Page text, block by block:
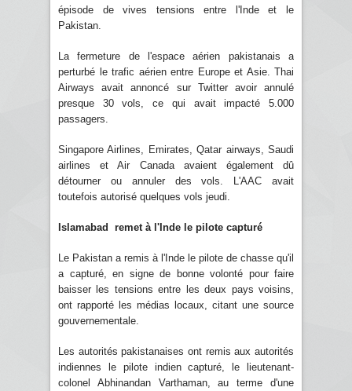
épisode de vives tensions entre l'Inde et le
Pakistan.
La fermeture de l'espace aérien pakistanais a
perturbé le trafic aérien entre Europe et Asie. Thai
Airways avait annoncé sur Twitter avoir annulé
presque 30 vols, ce qui avait impacté 5.000
passagers.
Singapore Airlines, Emirates, Qatar airways, Saudi
airlines et Air Canada avaient également dû
détourner ou annuler des vols. L'AAC avait
toutefois autorisé quelques vols jeudi.
Islamabad remet à l'Inde le pilote capturé
Le Pakistan a remis à l'Inde le pilote de chasse qu'il
a capturé, en signe de bonne volonté pour faire
baisser les tensions entre les deux pays voisins,
ont rapporté les médias locaux, citant une source
gouvernementale.
Les autorités pakistanaises ont remis aux autorités
indiennes le pilote indien capturé, le lieutenant-
colonel Abhinandan Varthaman, au terme d'une